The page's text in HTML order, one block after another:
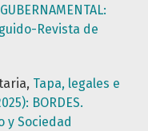
Revista de
Tapa, legales e
BORDES.
y Sociedad